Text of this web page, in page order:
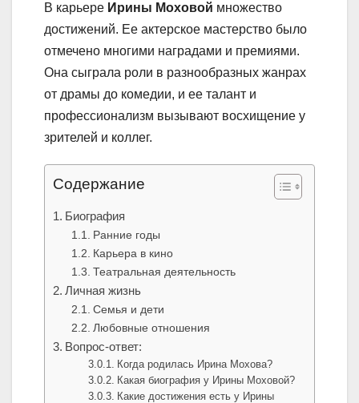
В карьере Ирины Моховой множество
достижений. Ее актерское мастерство было
отмечено многими наградами и премиями.
Она сыграла роли в разнообразных жанрах
от драмы до комедии, и ее талант и
профессионализм вызывают восхищение у
зрителей и коллег.
Содержание
Биография
Ранние годы
Карьера в кино
Театральная деятельность
Личная жизнь
Семья и дети
Любовные отношения
Вопрос-ответ:
Когда родилась Ирина Мохова?
Какая биография у Ирины Моховой?
Какие достижения есть у Ирины